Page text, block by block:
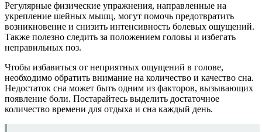
Регулярные физические упражнения, направленные на
укрепление шейных мышц, могут помочь предотвратить
возникновение и снизить интенсивность болевых ощущений.
Также полезно следить за положением головы и избегать
неправильных поз.
Чтобы избавиться от неприятных ощущений в голове,
необходимо обратить внимание на количество и качество сна.
Недостаток сна может быть одним из факторов, вызывающих
появление боли. Постарайтесь выделить достаточное
количество времени для отдыха и сна каждый день.